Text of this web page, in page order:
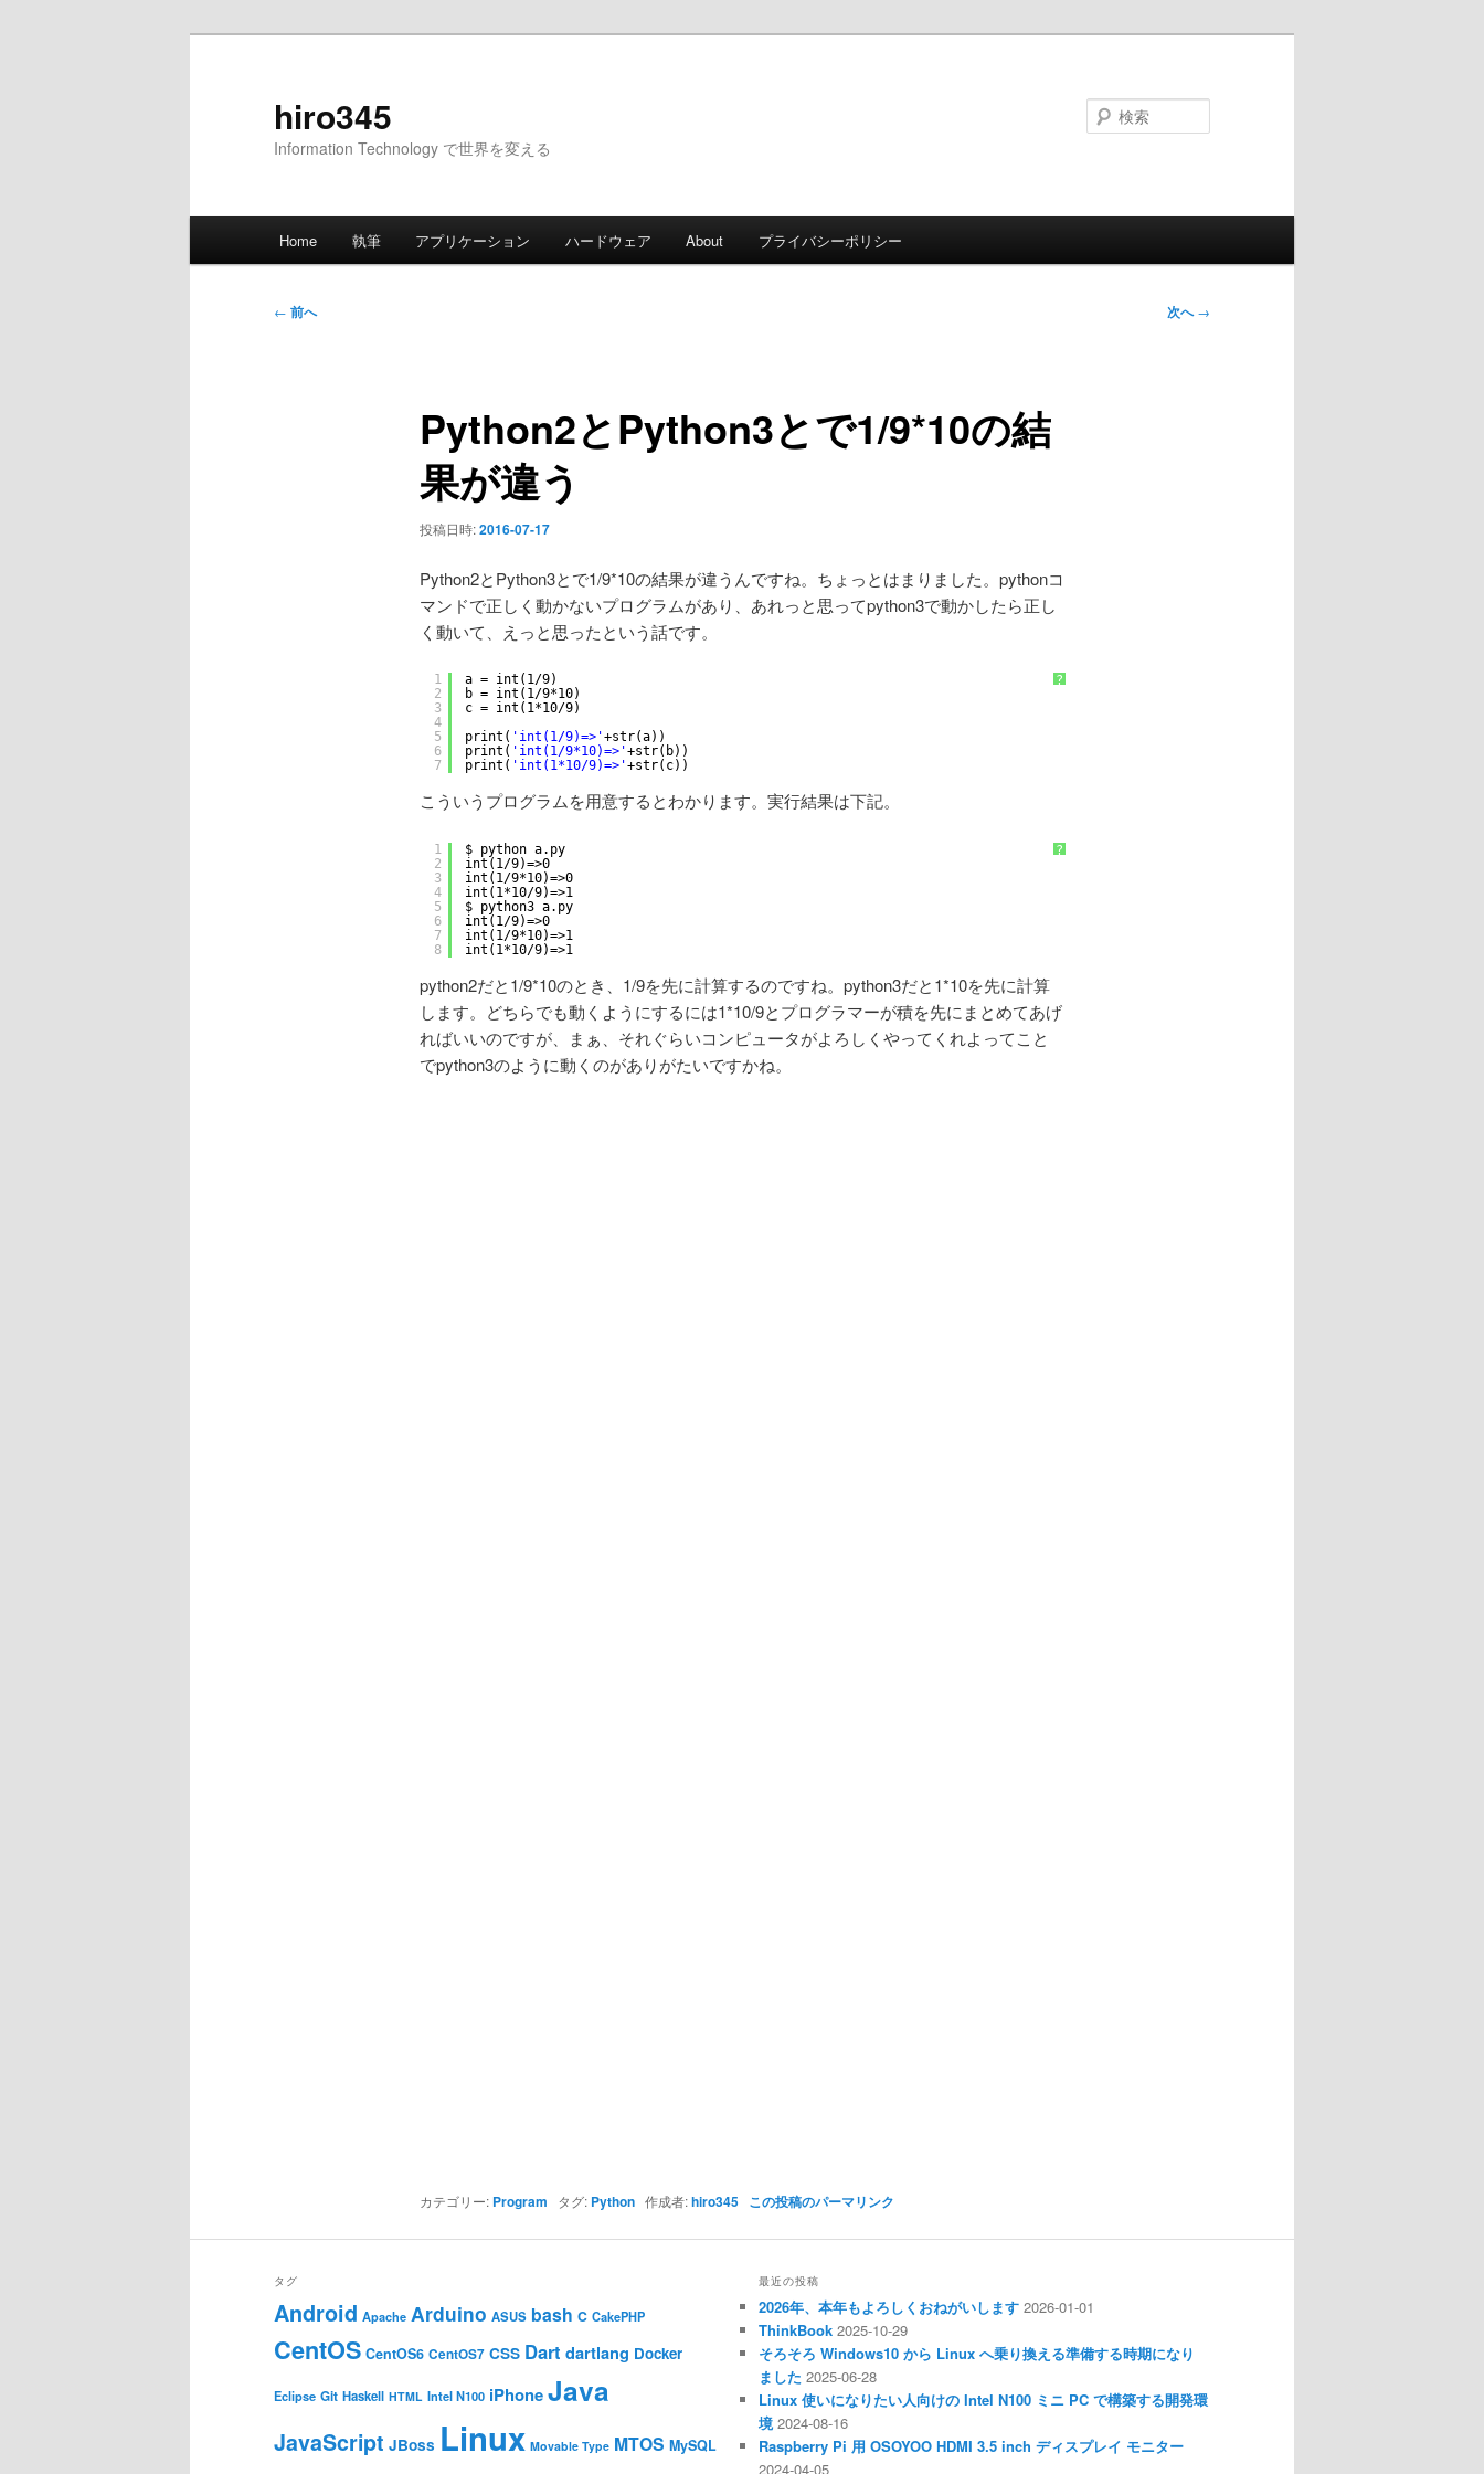
hiro345
Information Technology で世界を変える
Home 執筆 アプリケーション ハードウェア About プライバシーポリシー
投
← 前へ 次へ→
Python2とPython3とで1/9*10の結
果が違う
投稿日時:2016-07-17
Python2とPython3とで1/9*10の結果が違うんですね。ちょっとはまりました。pythonコ
マンドで正しく動かないプログラムがあり、あれっと思ってpython3で動かしたら正し
く動いて、えっと思ったという話です。
?
1
2
3
4
5
6
7
a = int(1/9)
b = int(1/9*10)
c = int(1*10/9)
print( 'int(1/9)=>'+str(a))
print( 'int(1/9*10)=>'+str(b))
print( 'int(1*10/9)=>'+str(c))
こういうプログラムを用意するとわかります。実行結果は下記。
?
1
2
3
4
5
6
7
8
$ python a.py
int(1/9)=>0
int(1/9*10)=>0
int(1*10/9)=>1
$ python3 a.py
int(1/9)=>0
int(1/9*10)=>1
int(1*10/9)=>1
python2だと1/9*10のとき、1/9を先に計算するのですね。python3だと1*10を先に計算
します。どちらでも動くようにするには1*10/9とプログラマーが積を先にまとめてあげ
ればいいのですが、まぁ、それぐらいコンピュータがよろしくやってくれよってこと
でpython3のように動くのがありがたいですかね。
カテゴリー: Program タグ: Python作成者:hiro345 この投稿のパーマリンク
タグ
Android Apache Arduino ASUS bash C CakePHP
CentOS CentOS6 CentOS7 CSS Dart dartlang Docker
Eclipse Git Haskell HTML Intel N100 iPhoneJava
JavaScript JBoss Linux Movable Type MTOS MySQL
最近の投稿
2026年、本年もよろしくおねがいします 2026-01-01
ThinkBook 2025-10-29
そろそろ Windows10 から Linux へ乗り換える準備する時期になり
ました 2025-06-28
Linux 使いになりたい人向けの Intel N100 ミニ PC で構築する開発環
境 2024-08-16
Raspberry Pi 用 OSOYOO HDMI 3.5 inch ディスプレイ モニター
2024-04-05